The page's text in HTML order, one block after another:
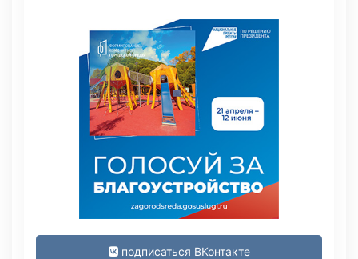
подписаться ВКонтакте